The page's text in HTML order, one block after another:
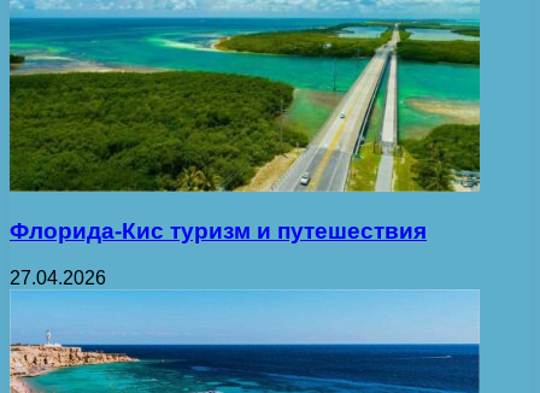
Флорида-Кис туризм и путешествия
27.04.2026